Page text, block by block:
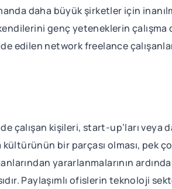
daha büyük şirketler için
genç yeteneklerin
edilen network freelance
çalışan kişileri, start-up’ları
bir parçası olması, pek
yararlanmalarının
Paylaşımlı ofislerin teknoloji